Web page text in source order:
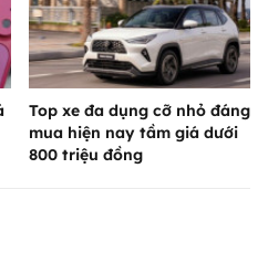
Top xe đa dụng cỡ nhỏ đáng
mua hiện nay tầm giá dưới
800 triệu đồng